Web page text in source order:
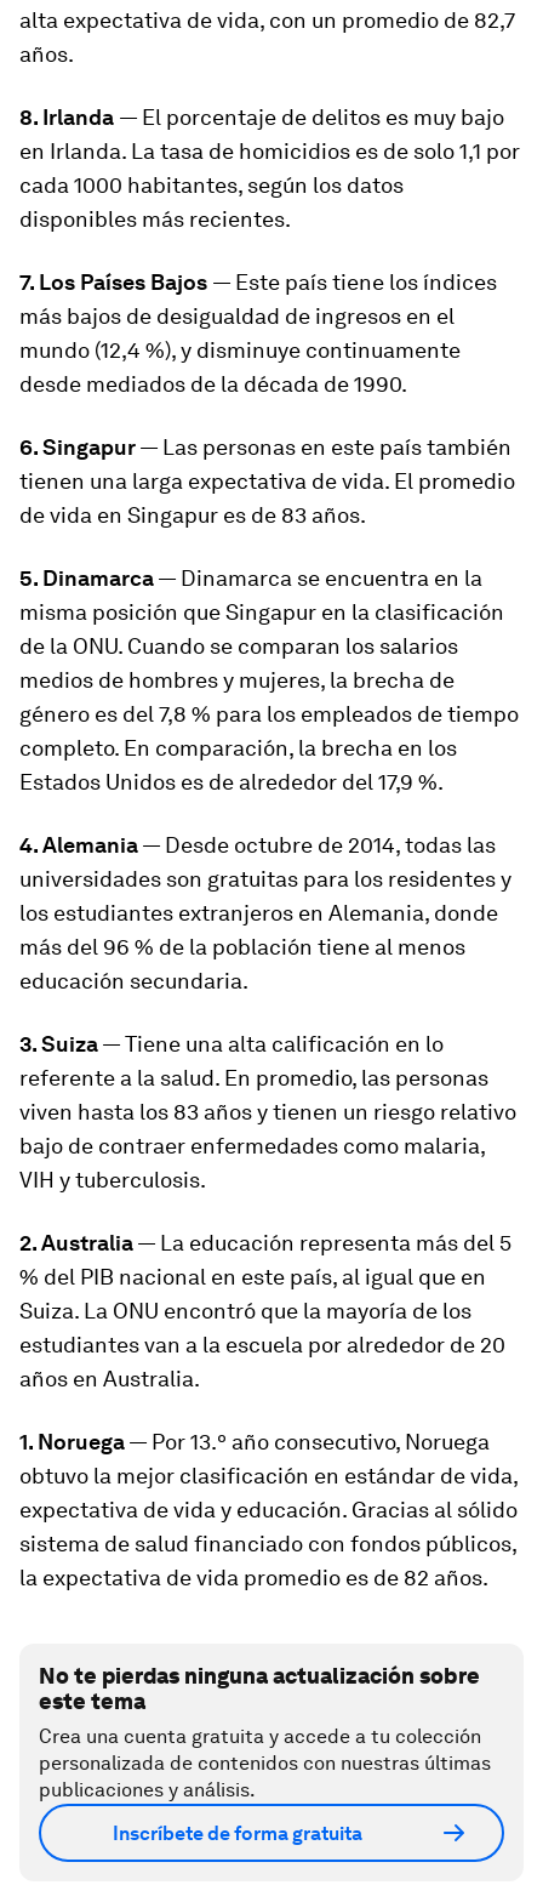
alta expectativa de vida, con un promedio de 82,7
años.
8. Irlanda — El porcentaje de delitos es muy bajo
en Irlanda. La tasa de homicidios es de solo 1,1 por
cada 1000 habitantes, según los datos
disponibles más recientes.
7. Los Países Bajos — Este país tiene los índices
más bajos de desigualdad de ingresos en el
mundo (12,4 %), y disminuye continuamente
desde mediados de la década de 1990.
6. Singapur— Las personas en este país también
tienen una larga expectativa de vida. El promedio
de vida en Singapur es de 83 años.
5. Dinamarca— Dinamarca se encuentra en la
misma posición que Singapur en la clasificación
de la ONU. Cuando se comparan los salarios
medios de hombres y mujeres, la brecha de
género es del 7,8 % para los empleados de tiempo
completo. En comparación, la brecha en los
Estados Unidos es de alrededor del 17,9 %.
4. Alemania— Desde octubre de 2014, todas las
universidades son gratuitas para los residentes y
los estudiantes extranjeros en Alemania, donde
más del 96 % de la población tiene al menos
educación secundaria.
3. Suiza— Tiene una alta calificación en lo
referente a la salud. En promedio, las personas
viven hasta los 83 años y tienen un riesgo relativo
bajo de contraer enfermedades como malaria,
VIH y tuberculosis.
2. Australia— La educación representa más del 5
% del PIB nacional en este país, al igual que en
Suiza. La ONU encontró que la mayoría de los
estudiantes van a la escuela por alrededor de 20
años en Australia.
1. Noruega— Por 13.º año consecutivo, Noruega
obtuvo la mejor clasificación en estándar de vida,
expectativa de vida y educación. Gracias al sólido
sistema de salud financiado con fondos públicos,
la expectativa de vida promedio es de 82 años.
No te pierdas ninguna actualización sobre
este tema
Crea una cuenta gratuita y accede a tu colección
personalizada de contenidos con nuestras últimas
publicaciones y análisis.
Inscríbete de forma gratuita